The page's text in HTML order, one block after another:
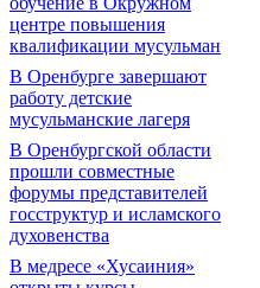
центре повышения
квалификации мусульман
В Оренбурге завершают
работу детские
мусульманские лагеря
В Оренбургской области
прошли совместные
форумы представителей
госструктур и исламского
духовенства
В медресе «Хусаиния»